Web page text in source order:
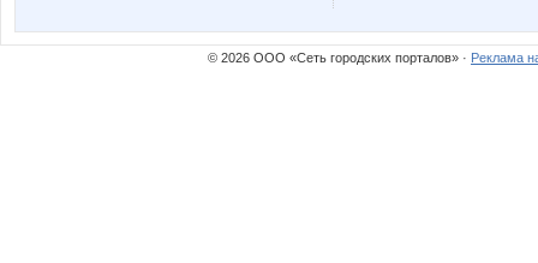
© 2026 ООО «Сеть городских порталов» · Реклама